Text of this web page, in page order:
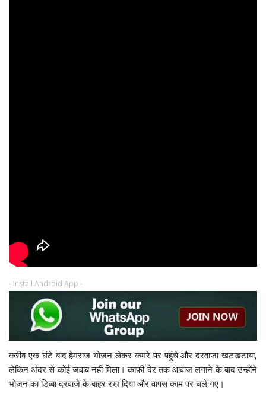
- Install Android App -
करीब एक घंटे बाद हेमराज भोजन लेकर कमरे पर पहुंचे और दरवाजा खटखटाया,
लेकिन अंदर से कोई जवाब नहीं मिला। काफी देर तक आवाज लगाने के बाद उन्होंने
भोजन का डिब्बा दरवाजे के बाहर रख दिया और वापस काम पर चले गए।